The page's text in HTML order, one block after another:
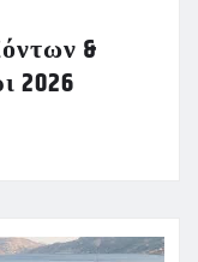
&
2026